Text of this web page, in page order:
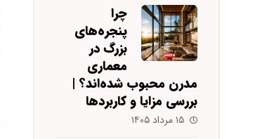
چرا
پنجره‌های
بزرگ در
معماری
مدرن محبوب شده‌اند؟ |
بررسی مزایا و کاربردها
۱۵ مرداد ۱۴۰۵